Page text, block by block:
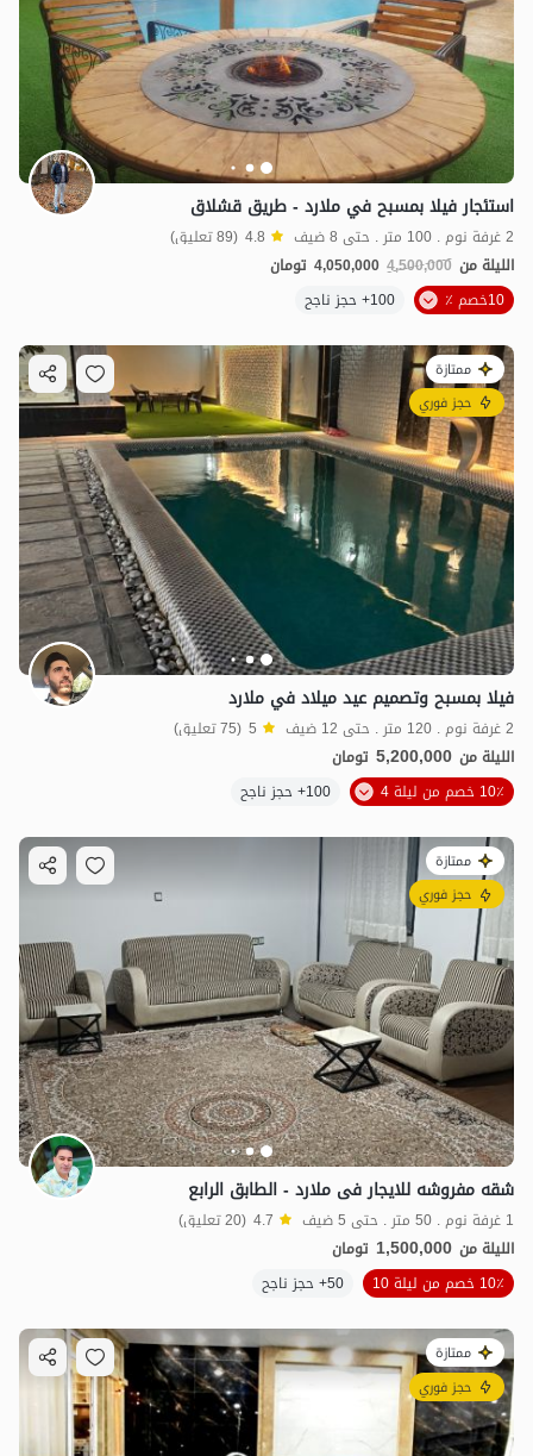
استئجار فيلا بمسبح في ملارد - طريق قشلاق
2 غرفة نوم . 100 متر . حتى 8 ضيف 4.8 (89 تعليق)
الليلة من 4,500,000
4,050,000 تومان
10خصم ٪
100+ حجز ناجح
ممتازة
حجز فوري
فيلا بمسبح وتصميم عيد ميلاد في ملارد
2 غرفة نوم . 120 متر . حتى 12 ضيف 5 (75 تعليق)
الليلة من 5,200,000 تومان
10٪ خصم من ليلة 4
100+ حجز ناجح
ممتازة
حجز فوري
شقه مفروشه للایجار فی ملارد - الطابق الرابع
1 غرفة نوم . 50 متر . حتى 5 ضيف 4.7 (20 تعليق)
الليلة من 1,500,000 تومان
10٪ خصم من ليلة 10
50+ حجز ناجح
ممتازة
حجز فوري